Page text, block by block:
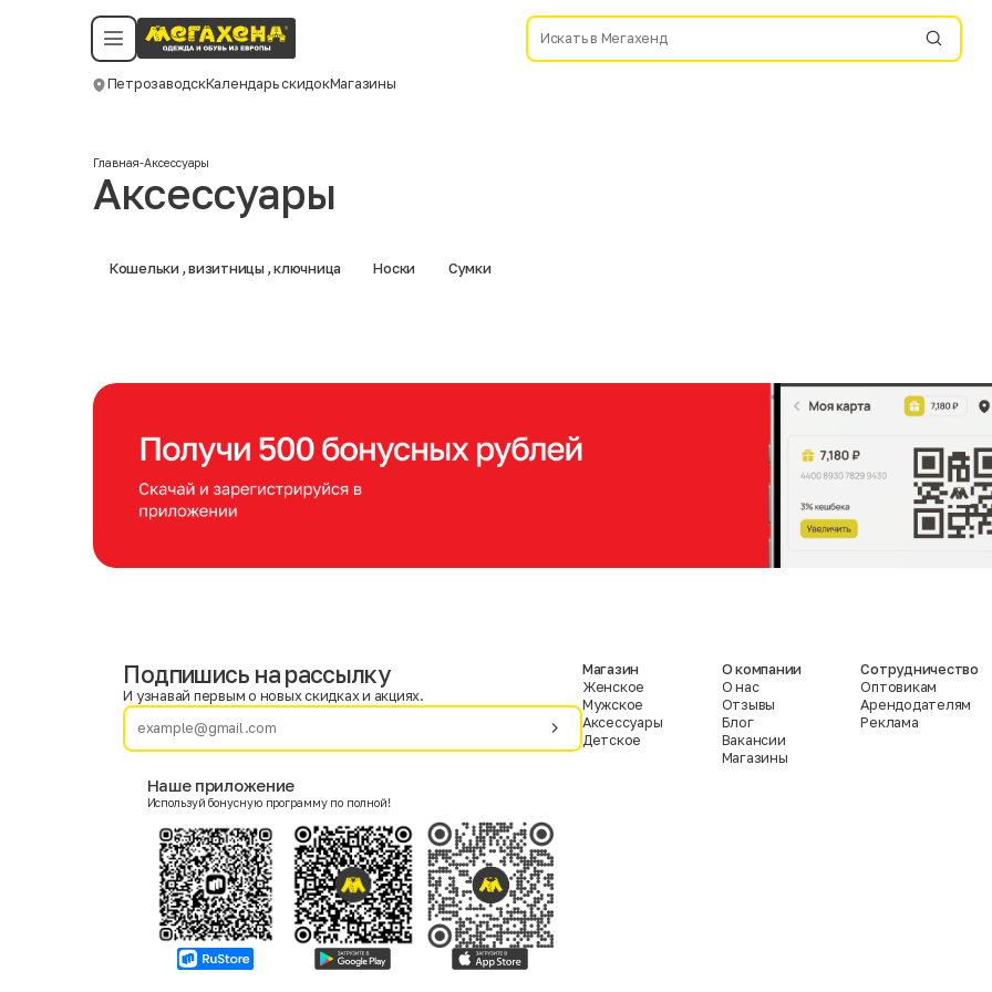
ПетрозаводскКалендарь скидокМагазины
Политика конфиденциальности
©️ Мегахенд 2026. Все права защищены.
Смотреть все даты
Главная-Аксессуары
Аксессуары
Кошельки , визитницы , ключница Носки Сумки
Фамилия
Женский
Согласие на получение чеков по электронной почте
Подпишись на рассылку
И узнавай первым о новых скидках и акциях.
Наше приложение
Используй бонусную программу по полной!
Магазин
Женское
Мужское
Аксессуары
Детское
О компании
О нас
Отзывы
Блог
Вакансии
Магазины
Сотрудничество
Оптовикам
Арендодателям
Реклама